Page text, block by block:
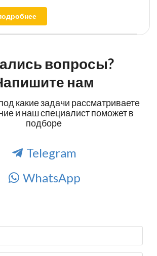
вопросы?
нам
какие задачи рассматриваете
и наш специалист поможет в
подборе
Telegram
WhatsApp